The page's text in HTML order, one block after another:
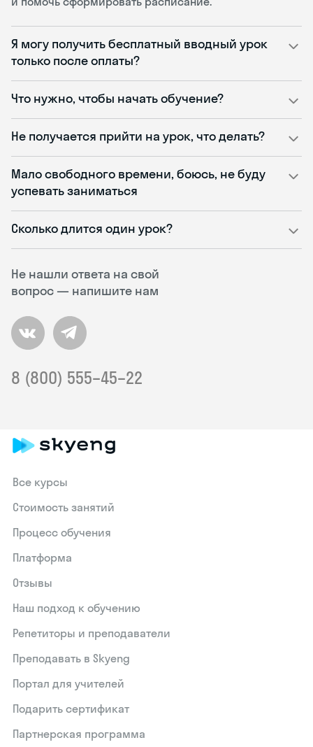
Не нашли ответа на свой
вопрос — напишите нам
8 (800) 555–45–22
Я могу получить бесплатный вводный урок
только после оплаты?
Что нужно, чтобы начать обучение?
Не получается прийти на урок, что делать?
Мало свободного времени, боюсь, не буду
успевать заниматься
Сколько длится один урок?
Все курсы
Стоимость занятий
Процесс обучения
Платформа
Отзывы
Наш подход к обучению
Репетиторы и преподаватели
Преподавать в Skyeng
Портал для учителей
Подарить сертификат
Партнерская программа